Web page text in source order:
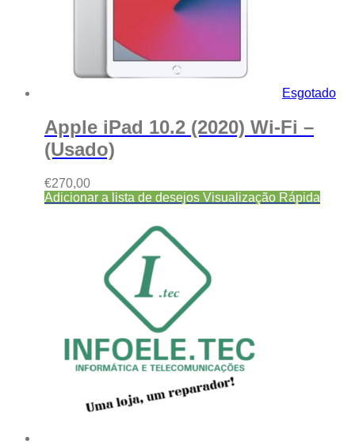
Esgotado
Apple iPad 10.2 (2020) Wi-Fi –
(Usado)
€270,00
Adicionar a lista de desejos Visualização Rápida